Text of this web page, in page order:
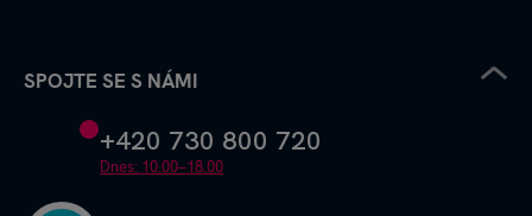
SPOJTE SE S NÁMI
+420 730 800 720
Dnes: 10.00–18.00